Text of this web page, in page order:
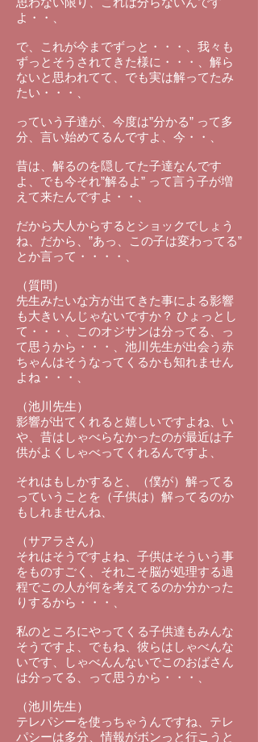
よ・・、
で、これが今までずっと・・・、我々も
ずっとそうされてきた様に・・・、解ら
ないと思われてて、でも実は解ってたみ
たい・・・、
っていう子達が、今度は”分かる” って多
分、言い始めてるんですよ、今・・、
昔は、解るのを隠してた子達なんです
よ、でも今それ”解るよ” って言う子が増
えて来たんですよ・・、
だから大人からするとショックでしょう
ね、だから、”あっ、この子は変わってる”
とか言って・・・・、
（質問）
先生みたいな方が出てきた事による影響
も大きいんじゃないですか？ ひょっとし
て・・・、このオジサンは分ってる、っ
て思うから・・・、池川先生が出会う赤
ちゃんはそうなってくるかも知れません
よね・・・、
（池川先生）
影響が出てくれると嬉しいですよね、い
や、昔はしゃべらなかったのが最近は子
供がよくしゃべってくれるんですよ、
それはもしかすると、（僕が）解ってる
っていうことを（子供は）解ってるのか
もしれませんね、
（サアラさん）
それはそうですよね、子供はそういう事
をものすごく、それこそ脳が処理する過
程でこの人が何を考えてるのか分かった
りするから・・・、
私のところにやってくる子供達もみんな
そうですよ、でもね、彼らはしゃべんな
いです、しゃべんんないでこのおばさん
は分ってる、って思うから・・・、
（池川先生）
テレパシーを使っちゃうんですね、テレ
パシーは多分、情報がボンっと行こうと